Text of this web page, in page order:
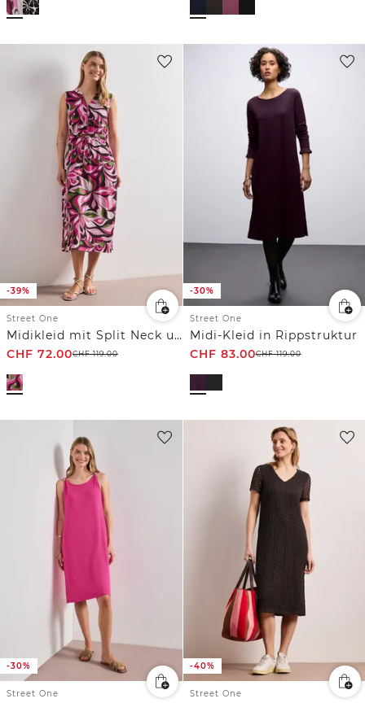
-39%
Street One
Midikleid mit Split Neck und Zipper
CHF 72.00CHF119.00
-30%
Street One
Midi-Kleid in Rippstruktur
CHF 83.00CHF119.00
-30%
Street One
-40%
Street One